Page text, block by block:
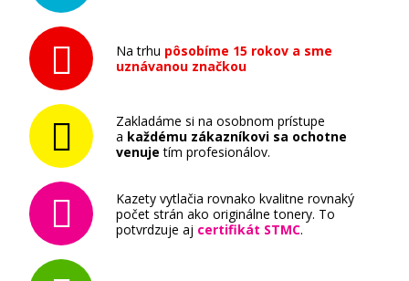
Na trhu pôsobíme 15 rokov a sme
uznávanou značkou
Zakladáme si na osobnom prístupe
a každému zákazníkovi sa ochotne
venuje tím profesionálov.
Kazety vytlačia rovnako kvalitne rovnaký
počet strán ako originálne tonery. To
potvrdzuje aj certifikát STMC.